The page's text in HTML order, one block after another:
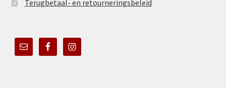
Terugbetaal- en retourneringsbeleid